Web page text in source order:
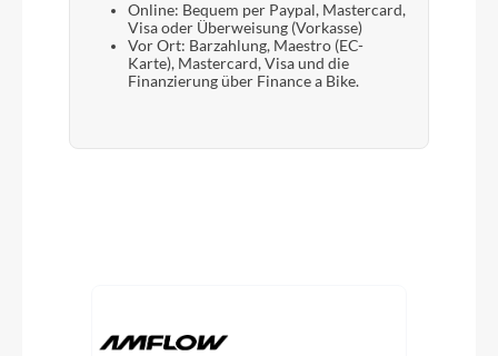
Online: Bequem per Paypal, Mastercard,
Visa oder Überweisung (Vorkasse)
Vor Ort: Barzahlung, Maestro (EC-
Karte), Mastercard, Visa und die
Finanzierung über Finance a Bike.